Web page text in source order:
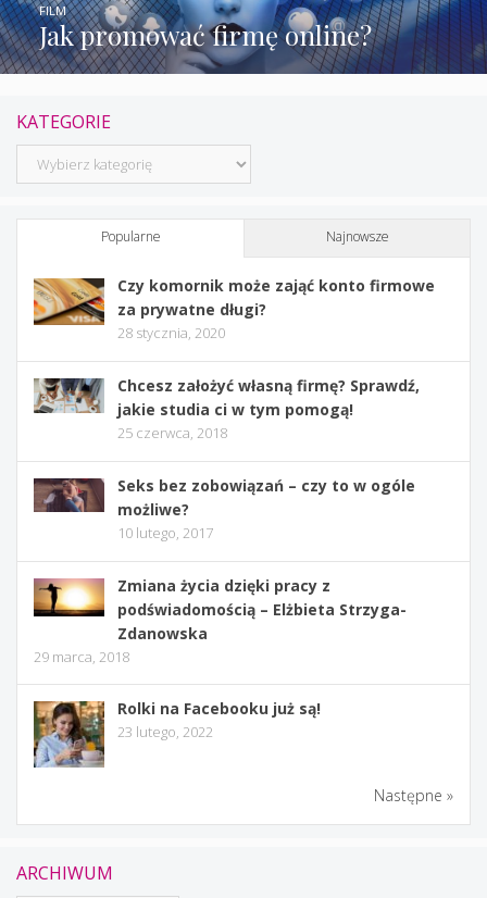
Jak promować firmę online?
FILM
KATEGORIE
Kategorie
Popularne Najnowsze
Czy komornik może zająć konto firmowe
za prywatne długi?
28 stycznia, 2020
Chcesz założyć własną firmę? Sprawdź,
jakie studia ci w tym pomogą!
25 czerwca, 2018
Seks bez zobowiązań – czy to w ogóle
możliwe?
10 lutego, 2017
Zmiana życia dzięki pracy z
podświadomością – Elżbieta Strzyga-
Zdanowska
29 marca, 2018
Rolki na Facebooku już są!
23 lutego, 2022
Następne »
ARCHIWUM